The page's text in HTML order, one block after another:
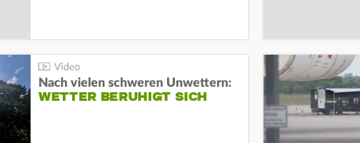
Nach vielen schweren Unwettern:
WETTER BERUHIGT SICH